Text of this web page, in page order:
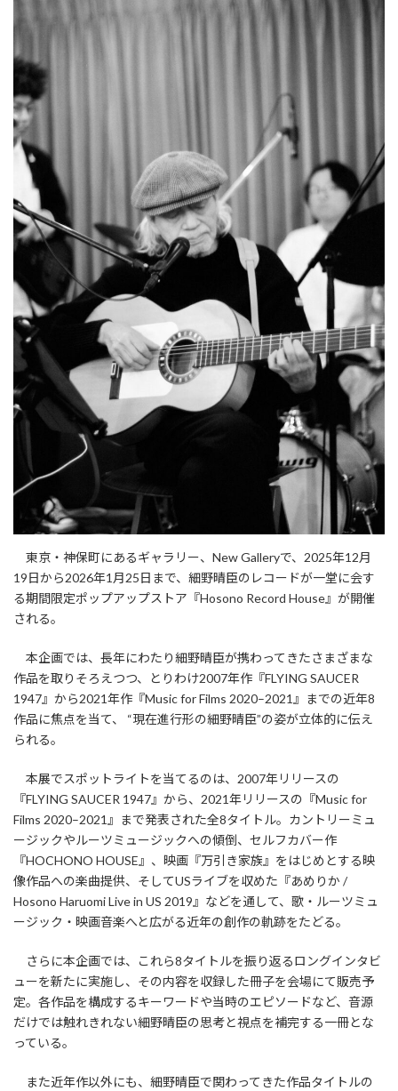
東京・神保町にあるギャラリー、New Galleryで、2025年12月
19日から2026年1月25日まで、細野晴臣のレコードが一堂に会す
る期間限定ポップアップストア『Hosono Record House』が開催
される。
本企画では、長年にわたり細野晴臣が携わってきたさまざまな
作品を取りそろえつつ、とりわけ2007年作『FLYING SAUCER
1947』から2021年作『Music for Films 2020–2021』までの近年8
作品に焦点を当て、 “現在進行形の細野晴臣”の姿が立体的に伝え
られる。
本展でスポットライトを当てるのは、2007年リリースの
『FLYING SAUCER 1947』から、2021年リリースの『Music for
Films 2020–2021』まで発表された全8タイトル。カントリーミュ
ージックやルーツミュージックへの傾倒、セルフカバー作
『HOCHONO HOUSE』、映画『万引き家族』をはじめとする映
像作品への楽曲提供、そしてUSライブを収めた『あめりか /
Hosono Haruomi Live in US 2019』などを通して、歌・ルーツミュ
ージック・映画音楽へと広がる近年の創作の軌跡をたどる。
さらに本企画では、これら8タイトルを振り返るロングインタビ
ューを新たに実施し、その内容を収録した冊子を会場にて販売予
定。各作品を構成するキーワードや当時のエピソードなど、音源
だけでは触れきれない細野晴臣の思考と視点を補完する一冊とな
っている。
また近年作以外にも、細野晴臣で関わってきた作品タイトルの